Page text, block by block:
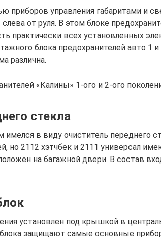
приборов управления габаритами и
от руля. В этом блоке
практически всех установленных
блока предохранителей авто 1 и
различна.
«Калины» 1-ого и 2-ого
стекла
имелся в виду очиститель переднего
но 2112 хэтчбек и 2111 универсал
на багажной двери. В состав
установлен под крышкой в
блока защищают самые основные